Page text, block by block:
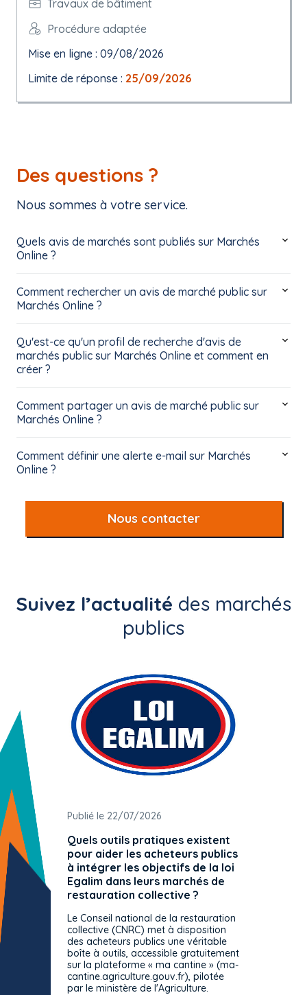
Travaux de bâtiment
Procédure adaptée
Mise en ligne : 09/08/2026
Limite de réponse : 25/09/2026
Des questions ?
Nous sommes à votre service.
Quels avis de marchés sont publiés sur Marchés
Online ?
Comment rechercher un avis de marché public sur
Marchés Online ?
Qu'est-ce qu'un profil de recherche d'avis de
marchés public sur Marchés Online et comment en
créer ?
Comment partager un avis de marché public sur
Marchés Online ?
Comment définir une alerte e-mail sur Marchés
Online ?
Nous contacter
Suivez l’actualité des marchés
publics
Publié le 22/07/2026
Quels outils pratiques existent
pour aider les acheteurs publics
à intégrer les objectifs de la loi
Egalim dans leurs marchés de
restauration collective ?
Le Conseil national de la restauration
collective (CNRC) met à disposition
des acheteurs publics une véritable
boîte à outils, accessible gratuitement
sur la plateforme « ma cantine » (ma-
cantine.agriculture.gouv.fr), pilotée
par le ministère de l'Agriculture.